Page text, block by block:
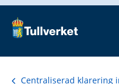
Centraliserad klarering